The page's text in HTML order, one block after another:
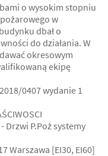
o wysokim stopniu
w
dbał o
do działania. W
okresowym
ekipę
0407 wydanie 1
Drzwi P.Poż systemy
Warszawa [EI30, EI60]